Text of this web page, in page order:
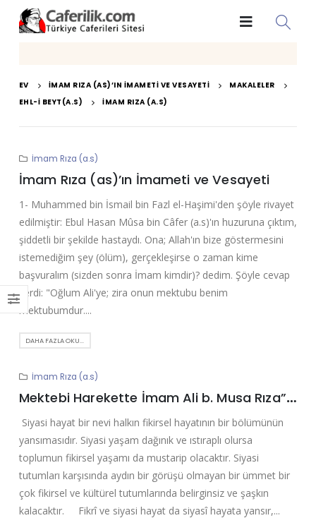
EV İMAM RIZA (AS)’IN İMAMETI VE VESAYETI
MAKALELER
EHL-I BEYT(A.S)
İMAM RIZA (A.S)
İmam Rıza (a.s)
İmam Rıza (as)’ın İmameti ve Vesayeti
1- Muhammed bin İsmail bin Fazl el-Haşimi'den şöyle rivayet
edilmiştir: Ebul Hasan Mûsa bin Câfer (a.s)'ın huzuruna çıktım,
şiddetli bir şekilde hastaydı. Ona; Allah'ın bize göstermesini
istemediğim şey (ölüm), gerçekleşirse o zaman kime
başvuralım (sizden sonra İmam kimdir)? dedim. Şöyle cevap
verdi: "Oğlum Ali'ye; zira onun mektubu benim
mektubumdur....
DAHA FAZLA OKU...
İmam Rıza (a.s)
Mektebi Harekette İmam Ali b. Musa Rıza”nın (a.s) Rolü
Siyasi hayat bir nevi halkın fikirsel hayatının bir bölümünün
yansımasıdır. Siyasi yaşam dağınık ve ıstıraplı olursa
toplumun fikirsel yaşamı da mustarip olacaktır. Siyasi
tutumları karşısında aydın bir görüşü olmayan bir ümmet bir
çok fikirsel ve kültürel tutumlarında belirginsiz ve şaşkın
kalacaktır. Fikrî ve siyasi hayat da siyasî hayata yansır,...